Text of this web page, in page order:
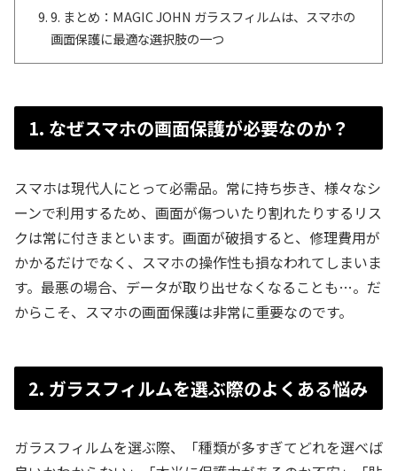
9. まとめ：MAGIC JOHN ガラスフィルムは、スマホの
画面保護に最適な選択肢の一つ
1. なぜスマホの画面保護が必要なのか？
スマホは現代人にとって必需品。常に持ち歩き、様々なシ
ーンで利用するため、画面が傷ついたり割れたりするリス
クは常に付きまといます。画面が破損すると、修理費用が
かかるだけでなく、スマホの操作性も損なわれてしまいま
す。最悪の場合、データが取り出せなくなることも…。だ
からこそ、スマホの画面保護は非常に重要なのです。
2. ガラスフィルムを選ぶ際のよくある悩み
ガラスフィルムを選ぶ際、「種類が多すぎてどれを選べば